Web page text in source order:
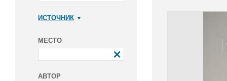
ИСТОЧНИК
МЕСТО
АВТОР